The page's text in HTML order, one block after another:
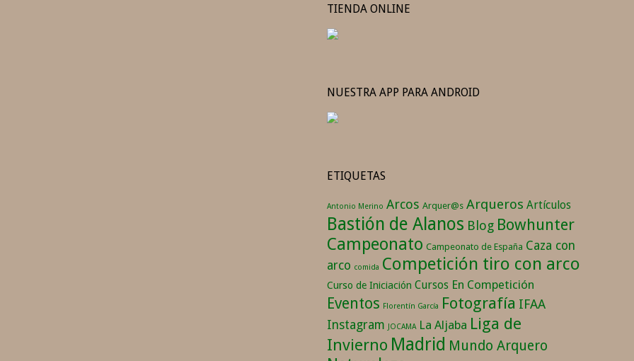
TIENDA ONLINE
NUESTRA APP PARA ANDROID
ETIQUETAS
Antonio Merino Arcos Arquer@s Arqueros Artículos
Bastión de Alanos Blog Bowhunter
Campeonato Campeonato de España Caza con
arco comida Competición tiro con arco
Curso de Iniciación Cursos En Competición
Eventos Florentín García Fotografía IFAA
Instagram JOCAMA La Aljaba Liga de
Invierno Madrid Mundo Arquero